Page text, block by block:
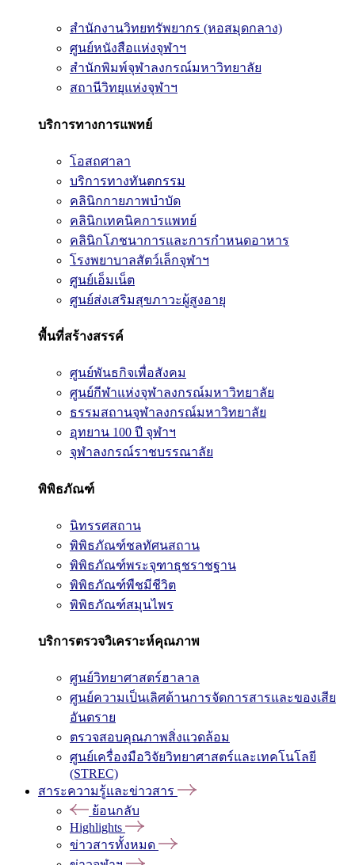
สำนักงานวิทยทรัพยากร (หอสมุดกลาง)
ศูนย์หนังสือแห่งจุฬาฯ
สำนักพิมพ์จุฬาลงกรณ์มหาวิทยาลัย
สถานีวิทยุแห่งจุฬาฯ
บริการทางการแพทย์
โอสถศาลา
บริการทางทันตกรรม
คลินิกกายภาพบำบัด
คลินิกเทคนิคการแพทย์
คลินิกโภชนาการและการกำหนดอาหาร
โรงพยาบาลสัตว์เล็กจุฬาฯ
ศูนย์เอ็มเน็ต
ศูนย์ส่งเสริมสุขภาวะผู้สูงอายุ
พื้นที่สร้างสรรค์
ศูนย์พันธกิจเพื่อสังคม
ศูนย์กีฬาแห่งจุฬาลงกรณ์มหาวิทยาลัย
ธรรมสถานจุฬาลงกรณ์มหาวิทยาลัย
อุทยาน 100 ปี จุฬาฯ
จุฬาลงกรณ์ราชบรรณาลัย
พิพิธภัณฑ์
นิทรรศสถาน
พิพิธภัณฑ์ชลทัศนสถาน
พิพิธภัณฑ์พระจุฑาธุชราชฐาน
พิพิธภัณฑ์พืชมีชีวิต
พิพิธภัณฑ์สมุนไพร
บริการตรวจวิเคราะห์คุณภาพ
ศูนย์วิทยาศาสตร์ฮาลาล
ศูนย์ความเป็นเลิศด้านการจัดการสารและของเสีย
อันตราย
ตรวจสอบคุณภาพสิ่งแวดล้อม
ศูนย์เครื่องมือวิจัยวิทยาศาสตร์และเทคโนโลยี
(STREC)
สาระความรู้และข่าวสาร
ย้อนกลับ
Highlights
ข่าวสารทั้งหมด